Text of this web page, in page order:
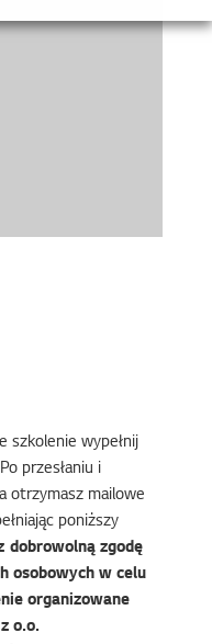
szkolenie wypełnij
przesłaniu i
otrzymasz mailowe
poniższy
dobrowolną zgodę
osobowych w celu
organizowane
o.o.